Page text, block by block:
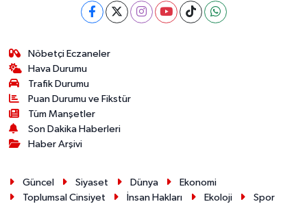
Nöbetçi Eczaneler
Hava Durumu
Trafik Durumu
Puan Durumu ve Fikstür
Tüm Manşetler
Son Dakika Haberleri
Haber Arşivi
Güncel Siyaset Dünya
Ekonomi
Toplumsal Cinsiyet
İnsan Hakları Ekoloji
Spor